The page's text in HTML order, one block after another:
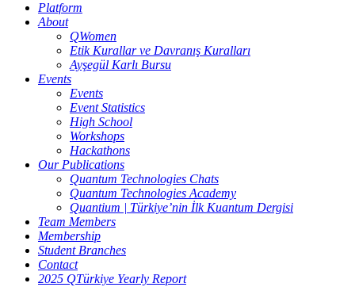
Platform
About
QWomen
Etik Kurallar ve Davranış Kuralları
Ayşegül Karlı Bursu
Events
Events
Event Statistics
High School
Workshops
Hackathons
Our Publications
Quantum Technologies Chats
Quantum Technologies Academy
Quantium | Türkiye’nin İlk Kuantum Dergisi
Team Members
Membership
Student Branches
Contact
2025 QTürkiye Yearly Report